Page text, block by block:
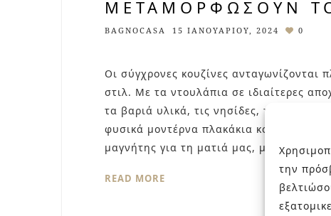
την
ΜΕΤΑΜΟΡΦΏΣΟΥΝ
BAGNOCASA 15 ΙΑΝΟΥΑΡΊΟΥ, 2024 0
Οι σύγχρονες κουζίνες ανταγωνίζονται
στιλ. Με τα ντουλάπια σε ιδιαίτερες
τα βαριά υλικά, τις νησίδες, τις
φυσικά μοντέρνα πλακάκια κουζίνας
μαγνήτης για τη ματιά μας,
READ MORE